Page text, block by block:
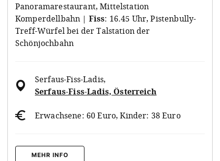
Panoramarestaurant, Mittelstation
Komperdellbahn | Fiss: 16.45 Uhr, Pistenbully-
Treff-Würfel bei der Talstation der
Schönjochbahn
Serfaus-Fiss-Ladis,
Serfaus-Fiss-Ladis, Österreich
Erwachsene: 60 Euro, Kinder: 38 Euro
MEHR INFO